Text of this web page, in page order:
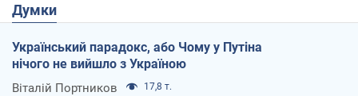
Думки
Український парадокс, або Чому у Путіна
нічого не вийшло з Україною
Віталій Портников 17,8 т.